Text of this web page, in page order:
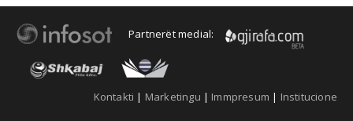
Partnerët medial:
Kontakti | Marketingu | Immpresum | Institucione